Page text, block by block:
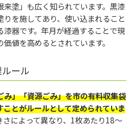
来塗」も広く知られています。黒漆
を施してあり、使い込まれること
漆器です。年月が経過することで現
値を高めるとされています。
ール
み」「資源ごみ」を市の有料収集袋
ことがルールとして定められていま
によって異なり、1枚あたり18～